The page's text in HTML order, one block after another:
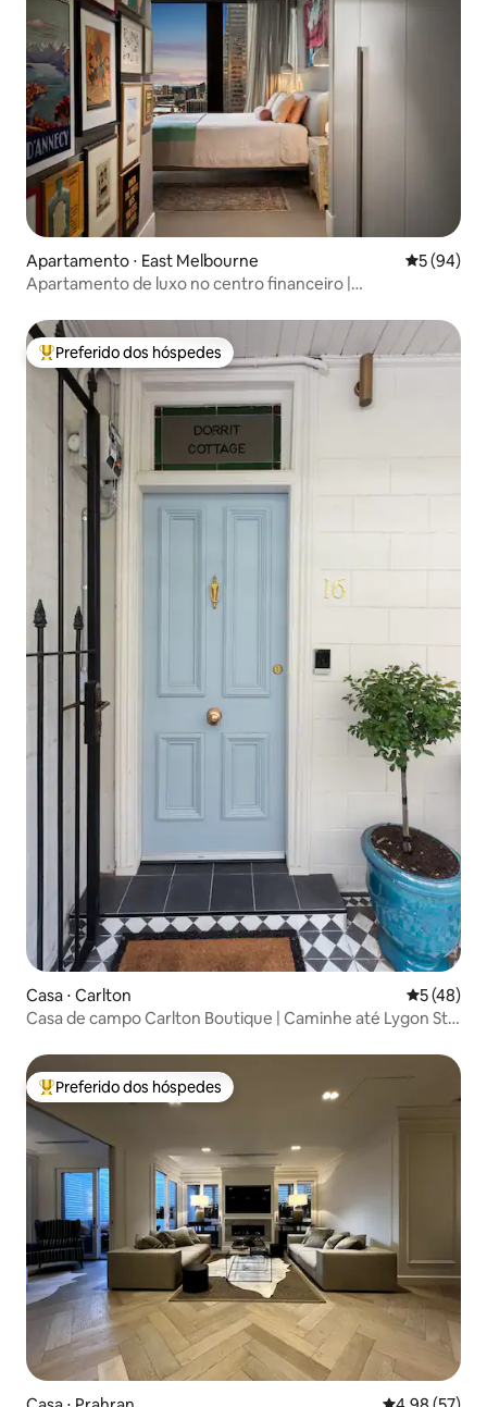
Apartamento ⋅ East Melbourne 5 de uma
5 (94)
Apartamento de luxo no centro financeiro |
Entre os melhores preferidos dos hóspedes
Preferido dos hóspedes
Casa ⋅ Carlton 5 de uma
5 (48)
Casa de campo Carlton Boutique | Caminhe até Lygon St +
Entre os melhores preferidos dos hóspedes
Preferido dos hóspedes